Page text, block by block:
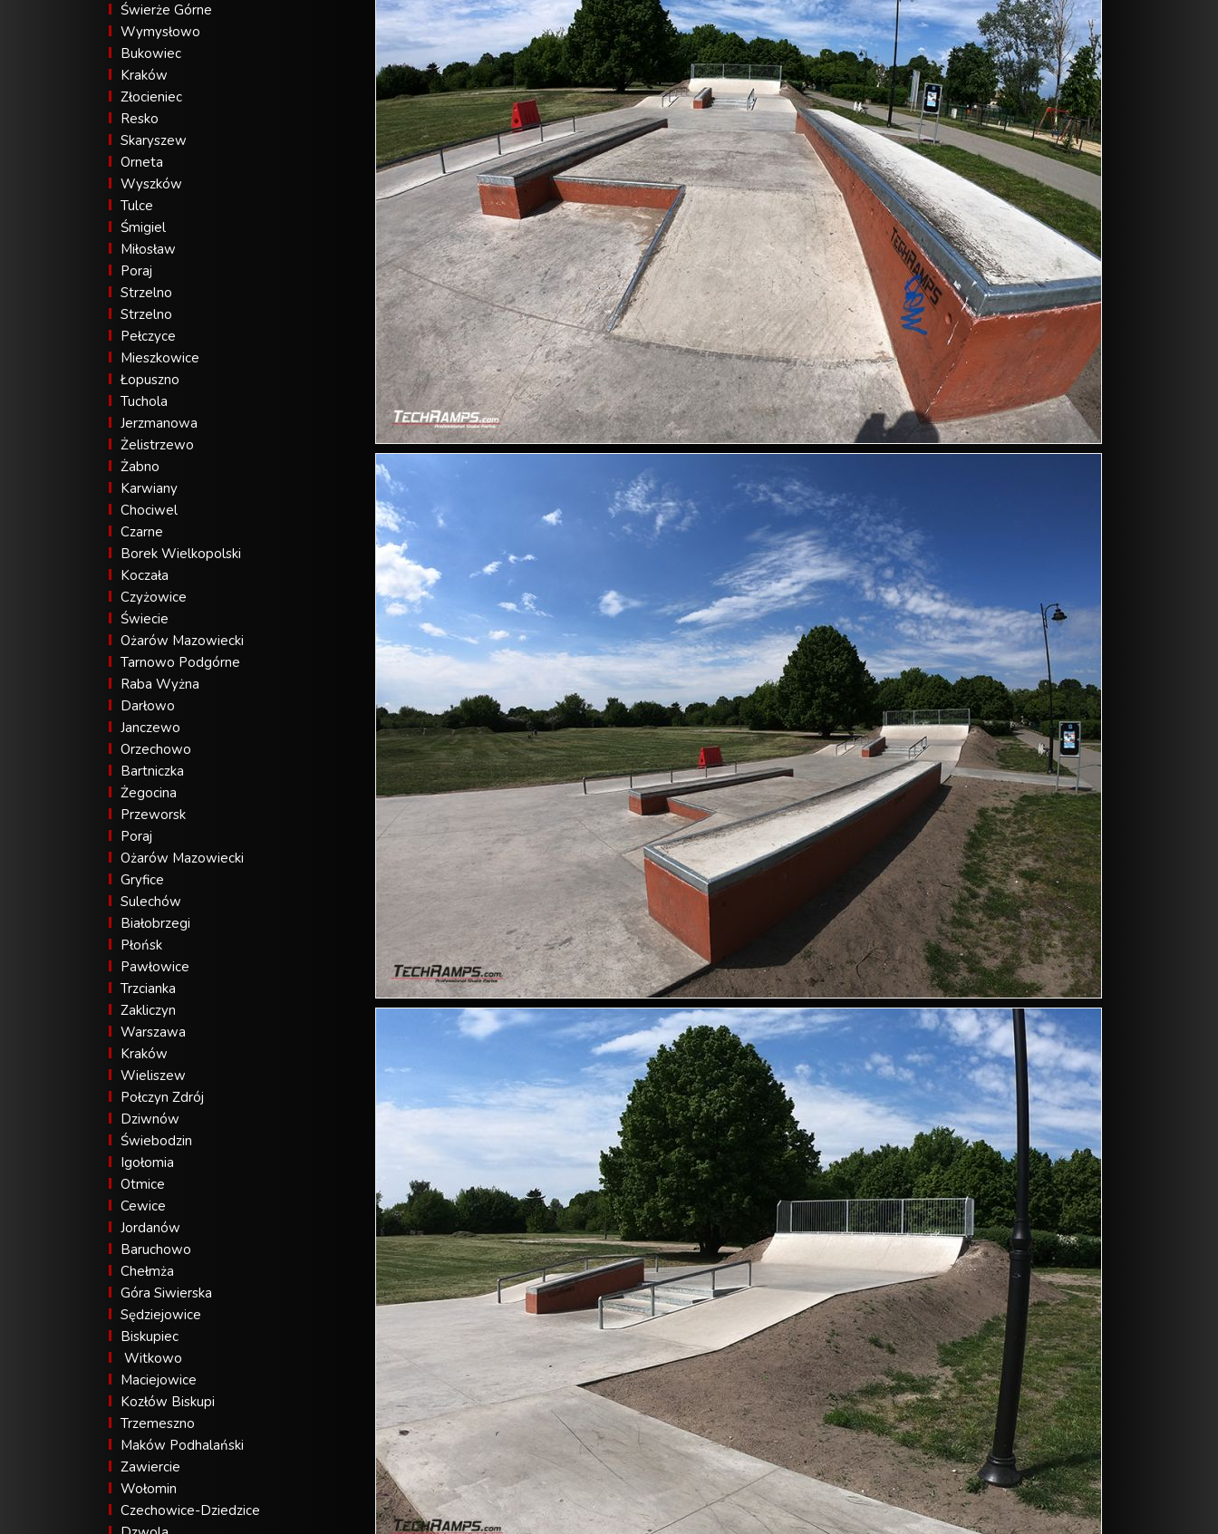
Świerże Górne
Wymysłowo
Bukowiec
Kraków
Złocieniec
Resko
Skaryszew
Orneta
Wyszków
Tulce
Śmigiel
Miłosław
Poraj
Strzelno
Strzelno
Pełczyce
Mieszkowice
Łopuszno
Tuchola
Jerzmanowa
Żelistrzewo
Żabno
Karwiany
Chociwel
Czarne
Borek Wielkopolski
Koczała
Czyżowice
Świecie
Ożarów Mazowiecki
Tarnowo Podgórne
Raba Wyżna
Darłowo
Janczewo
Orzechowo
Bartniczka
Żegocina
Przeworsk
Poraj
Ożarów Mazowiecki
Gryfice
Sulechów
Białobrzegi
Płońsk
Pawłowice
Trzcianka
Zakliczyn
Warszawa
Kraków
Wieliszew
Połczyn Zdrój
Dziwnów
Świebodzin
Igołomia
Otmice
Cewice
Jordanów
Baruchowo
Chełmża
Góra Siwierska
Sędziejowice
Biskupiec
Witkowo
Maciejowice
Kozłów Biskupi
Trzemeszno
Maków Podhalański
Zawiercie
Wołomin
Czechowice-Dziedzice